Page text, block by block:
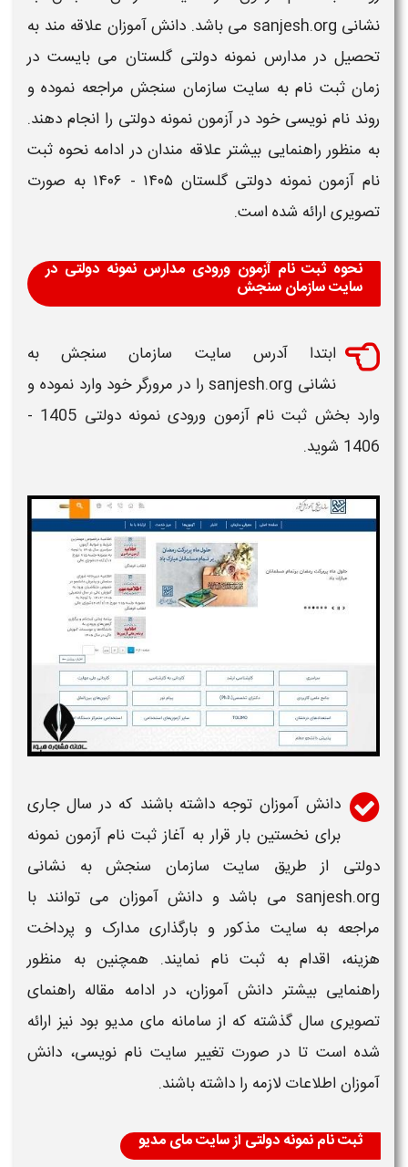
نشانی sanjesh.org می باشد.
دانش آموزان علاقه مند به
تحصیل در مدارس نمونه دولتیگلستان می بایست در
زمانثبت نامبه سایت سازمان سنجش مراجعه نموده و
روند نام نویسی خود در آزموننمونه دولتی را انجام دهند.
به منظور راهنمایی بیشتر علاقه مندان در ادامه نحوه ثبت
نام آزمون نمونه دولتی​ گلستان ​​۱۴۰۵ - ۱۴۰۶
به صورت
تصویری ارائه شده است.
نحوه ثبت نام آزمون ورودی مدارس نمونه دولتی در
سایت سازمان سنجش
ابتدا آدرس سایت سازمان سنجش به
نشانی sanjesh.org را در مرورگر خود وارد نموده و
وارد بخش
ثبت نام آزمون ورودی نمونه دولتی 1405 -
1406 شوید.
دانش آموزان توجه داشته باشند که در سال جاری
برای نخستین بار قرار به آغاز ثبت نام آزمون نمونه
دولتی از طریق سایت سازمان سنجش به نشانی
sanjesh.org می باشد و دانش آموزان می توانند با
مراجعه به سایت مذکور و بارگذاری مدارک و پرداخت
هزینه، اقدام به ثبت نام نمایند. همچنین به منظور
راهنمایی بیشتر دانش آموزان، در ادامه مقاله راهنمای
تصویری سال گذشته که از سامانه مای مدیو بود نیز ارائه
شده است تا در صورت تغییر سایت نام نویسی، دانش
آموزان اطلاعات لازمه را داشته باشند.
ثبت نام نمونه دولتی از سایت مای مدیو